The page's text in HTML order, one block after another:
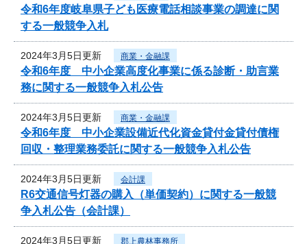
令和6年度岐阜県子ども医療電話相談事業の調達に関
する一般競争入札
2024年3月5日更新 商業・金融課
令和6年度 中小企業高度化事業に係る診断・助言業
務に関する一般競争入札公告
2024年3月5日更新 商業・金融課
令和6年度 中小企業設備近代化資金貸付金貸付債権
回収・整理業務委託に関する一般競争入札公告
2024年3月5日更新 会計課
R6交通信号灯器の購入（単価契約）に関する一般競
争入札公告（会計課）
2024年3月5日更新 郡上農林事務所